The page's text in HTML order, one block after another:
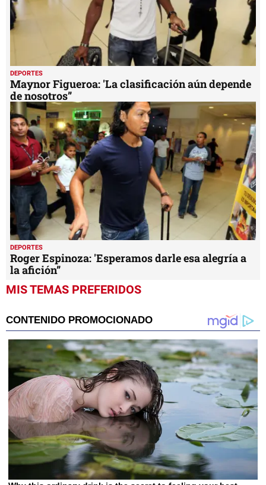
DEPORTES
Maynor Figueroa: 'La clasificación aún depende
de nosotros”
DEPORTES
Roger Espinoza: 'Esperamos darle esa alegría a
la afición”
MIS TEMAS PREFERIDOS